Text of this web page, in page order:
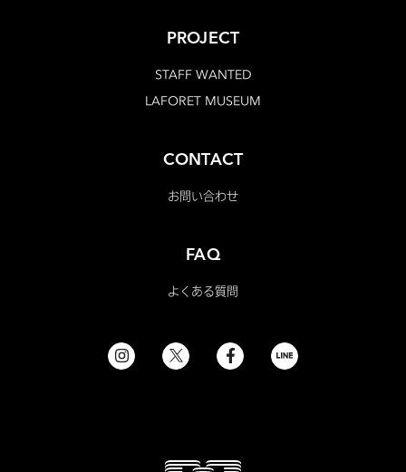
PROJECT
STAFF WANTED
LAFORET MUSEUM
CONTACT
お問い合わせ
FAQ
よくある質問